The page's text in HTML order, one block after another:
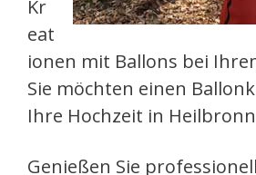
Kr
eat
ionen mit Ballons bei
Sie möchten einen
Ihre Hochzeit in
Genießen Sie